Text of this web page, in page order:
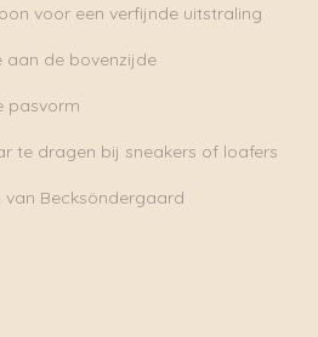
voor een verfijnde uitstraling
aan de bovenzijde
pasvorm
te dragen bij sneakers of loafers
van Becksöndergaard